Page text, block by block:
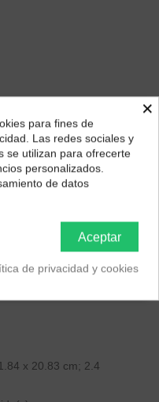
del altavoz 2.1
x alto 21.8 x 21.8 x 20.8
x 20.83 cm; 2.4
tu pedido?
los precios e
tu región.
×
para fines de
Las redes sociales y
se utilizan para ofrecerte
personalizados.
de datos
Aceptar
de privacidad y cookies